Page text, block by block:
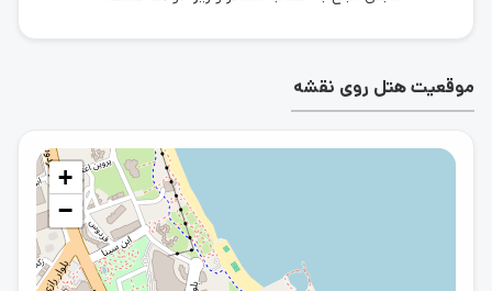
است که نباید در مدت اقامت در هتل داریوش آن را از دست
خدمات لازم نیست هتل را ترک کنید.
موقعیت جغرافیایی هتل داریوش
موقعیت هتل روی نقشه
+
−